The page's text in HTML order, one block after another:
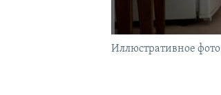
Иллюстративное фото